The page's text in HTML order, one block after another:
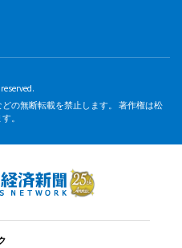
の無断転載を禁止します。 著作権は松
。